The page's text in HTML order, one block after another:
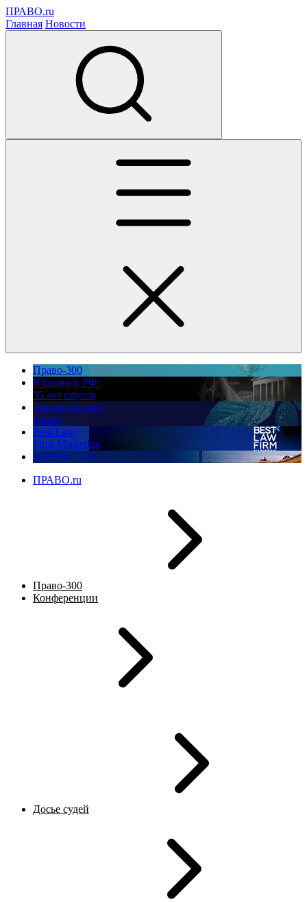
ПРАВО.ru
Главная Новости
Право-300
Юррынок РФ:
35 лет спустя
Экологическое
право
Best Law
Firm Marketing
ПМЮФ 2026
ПРАВО.ru
Право-300
Конференции
Досье судей